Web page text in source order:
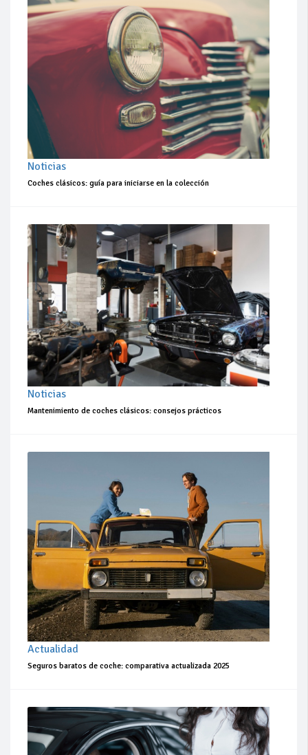
Noticias
Coches clásicos: guía para iniciarse en la colección
Noticias
Mantenimiento de coches clásicos: consejos prácticos
Actualidad
Seguros baratos de coche: comparativa actualizada 2025